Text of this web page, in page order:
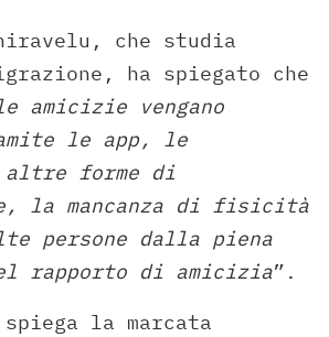
che studia
ha spiegato che
amicizie vengano
le app, le
altre forme di
la mancanza di fisicità
persone dalla piena
rapporto di amicizia”.
la marcata